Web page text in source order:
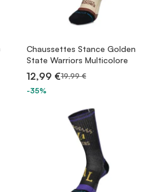
Chaussettes Stance Golden
State Warriors Multicolore
12,99 €19,99 €
-35%